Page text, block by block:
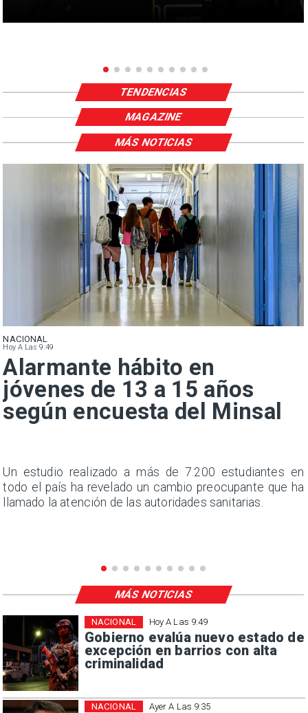
TENDENCIAS
MAGAZINE
NACIONAL
Hoy A Las 9:49
Alarmante hábito en
jóvenes de 13 a 15 años
según encuesta del Minsal
Un estudio realizado a más de 7.200 estudiantes en
todo el país ha revelado un cambio preocupante que ha
llamado la atención de las autoridades sanitarias.
MÁS NOTICIAS
Hoy A Las 9:49
Gobierno evalúa nuevo estado de
excepción en barrios con alta
criminalidad
NACIONAL
Ayer A Las 9:35
NACIONAL
MÁS NOTICIAS